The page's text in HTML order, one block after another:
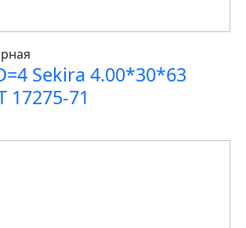
Sekira 4.00*30*63
17275-71